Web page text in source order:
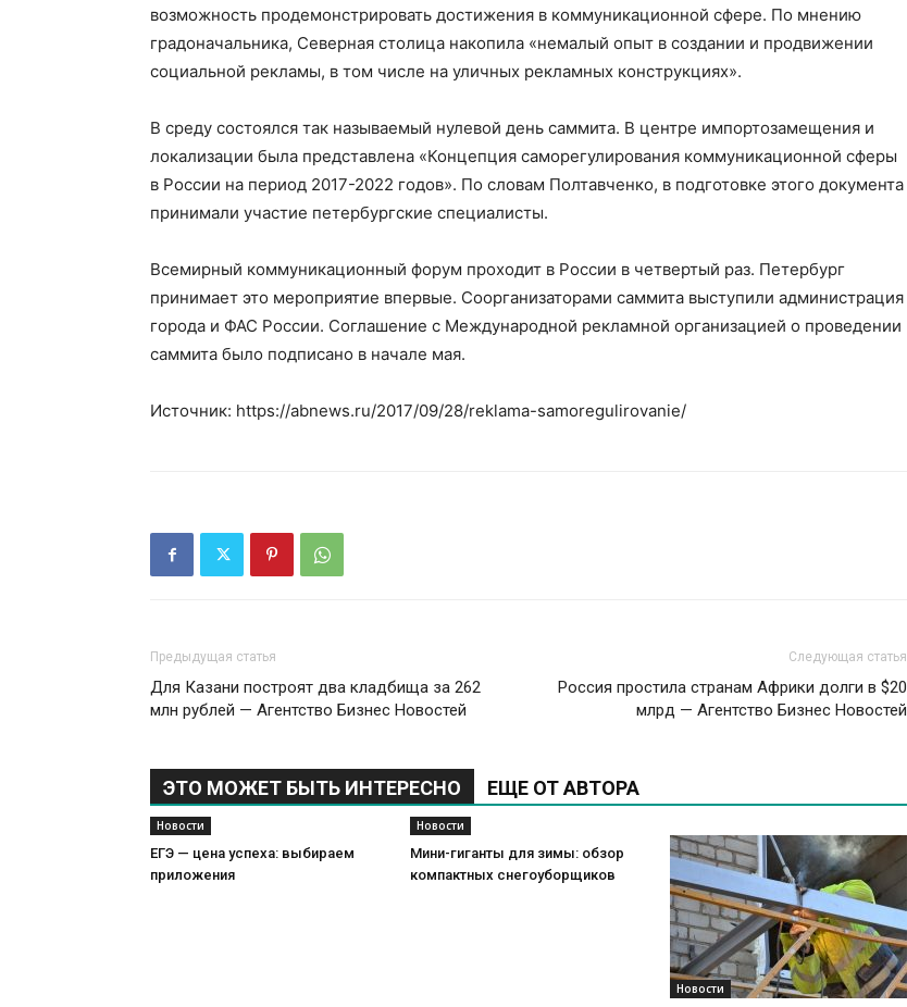
возможность продемонстрировать достижения в коммуникационной сфере. По мнению
градоначальника, Северная столица накопила «немалый опыт в создании и продвижении
социальной рекламы, в том числе на уличных рекламных конструкциях».
В среду состоялся так называемый нулевой день саммита. В центре импортозамещения и
локализации была представлена «Концепция саморегулирования коммуникационной сферы
в России на период 2017-2022 годов». По словам Полтавченко, в подготовке этого документа
принимали участие петербургские специалисты.
Всемирный коммуникационный форум проходит в России в четвертый раз. Петербург
принимает это мероприятие впервые. Соорганизаторами саммита выступили администрация
города и ФАС России. Соглашение с Международной рекламной организацией о проведении
саммита было подписано в начале мая.
Источник: https://abnews.ru/2017/09/28/reklama-samoregulirovanie/
Предыдущая статья
Для Казани построят два кладбища за 262
млн рублей — Агентство Бизнес Новостей
Следующая статья
Россия простила странам Африки долги в $20
млрд — Агентство Бизнес Новостей
ЭТО МОЖЕТ БЫТЬ ИНТЕРЕСНО ЕЩЕ ОТ АВТОРА
Новости
ЕГЭ — цена успеха: выбираем
приложения
Новости
Мини-гиганты для зимы: обзор
компактных снегоуборщиков
Новости